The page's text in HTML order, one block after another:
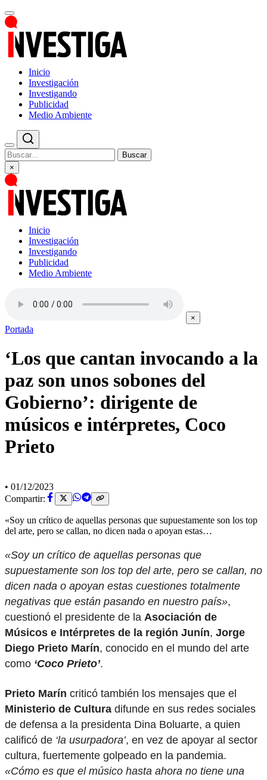
Inicio
Investigación
Investigando
Publicidad
Medio Ambiente
Buscar
×
Inicio
Investigación
Investigando
Publicidad
Medio Ambiente
×
Portada
‘Los que cantan invocando a la
paz son unos sobones del
Gobierno’: dirigente de
músicos e intérpretes, Coco
Prieto
• 01/12/2023
Compartir:
«Soy un crítico de aquellas personas que supuestamente son los top
del arte, pero se callan, no dicen nada o apoyan estas…
«Soy un crítico de aquellas personas que
supuestamente son los top del arte, pero se callan, no
dicen nada o apoyan estas cuestiones totalmente
negativas que están pasando en nuestro país»,
cuestionó el presidente de la Asociación de
Músicos e Intérpretes de la región Junín, Jorge
Diego Prieto Marín, conocido en el mundo del arte
como ‘Coco Prieto’.
Prieto Marín criticó también los mensajes que el
Ministerio de Cultura difunde en sus redes sociales
de defensa a la presidenta Dina Boluarte, a quien
calificó de ‘la usurpadora’, en vez de apoyar al sector
cultura, fuertemente golpeado en la pandemia.
«Cómo es que el músico hasta ahora no tiene una